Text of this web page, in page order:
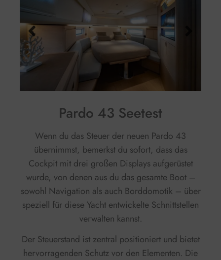
Pardo 43 Seetest
Wenn du das Steuer der neuen Pardo 43
übernimmst, bemerkst du sofort, dass das
Cockpit mit drei großen Displays aufgerüstet
wurde, von denen aus du das gesamte Boot –
sowohl Navigation als auch Borddomotik – über
speziell für diese Yacht entwickelte Schnittstellen
verwalten kannst.
Der Steuerstand ist zentral positioniert und bietet
hervorragenden Schutz vor den Elementen. Die